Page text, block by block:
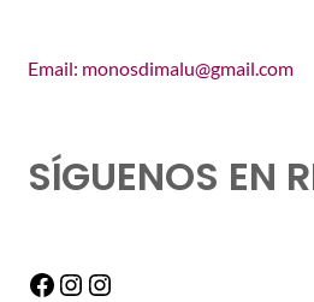
Email: monosdimalu@gmail.com
SÍGUENOS EN
Facebook
Instagram
Instagram